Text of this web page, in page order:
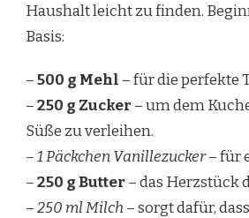
Haushalt leicht zu finden.
Basis:
–500 g Mehl – für die perfekte
–250 g Zucker – um dem
Süße zu verleihen.
–1 Päckchen Vanillezucker– für
–250 g Butter – das Herzstück
–250 ml Milch – sorgt dafür,